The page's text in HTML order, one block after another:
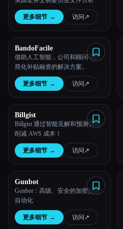
更多细节 → 访问 ↗︎
BandoFacile
借助人工智能，公司和顾问可以
简化补贴融资的解决方案。
更多细节 → 访问 ↗︎
Billgist
Billgist 通过智能见解和预测警报
削减 AWS 成本！
更多细节 → 访问 ↗︎
Gunbot
Gunbot：高级、安全的加密交易
自动化
更多细节 → 访问 ↗︎